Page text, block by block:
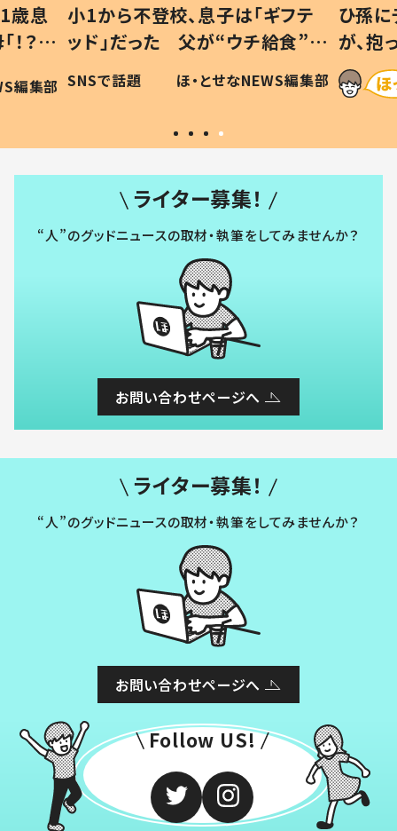
歳息
？」
編集部
小1から不登校、息子は「ギフテ
ッド」だった 父が“ウチ給食”を
作り続ける理由とは #令和の親
#令和の子
SNSで話題 ほ・とせなNEWS編集部
ひ孫
が、
「涙が
い」
ライター募集！
“人”のグッドニュースの取材・執筆をしてみませんか？
お問い合わせページへ
ライター募集！
“人”のグッドニュースの取材・執筆をしてみませんか？
お問い合わせページへ
Follow US!